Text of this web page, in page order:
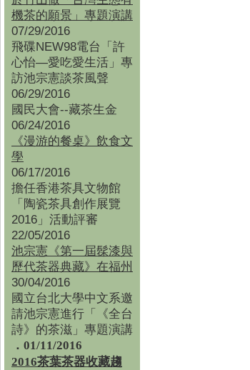
機茶的願景」專題演講
07/29/2016
飛碟NEW98電台「許
心怡—愛吃愛生活」專
訪池宗憲談茶風聲
06/29/2016
國民大會--藏茶生金
06/24/2016
《漫游的餐桌》飲食文
學
06/17/2016
擔任香港茶具文物館
「陶瓷茶具創作展覽
2016」活動評審
22/05/2016
池宗憲《第一屆髹漆與
歷代茶器典藏》在福州
30/04/2016
國立台北大學中文系邀
請池宗憲進行「《全台
詩》的茶滋」專題演講
．01/11/2016
2016茶葉茶器收藏趨